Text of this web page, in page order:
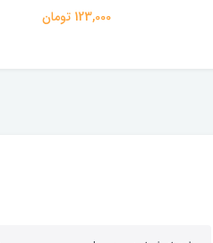
123,000 تومان